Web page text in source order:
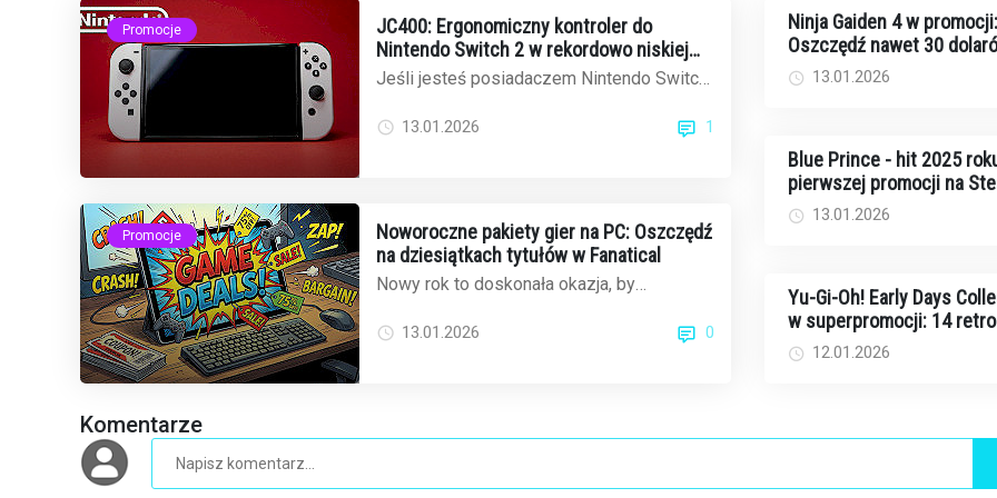
Promocje
JC400: Ergonomiczny kontroler do
Nintendo Switch 2 w rekordowo niskiej
cenie na Amazon
Jeśli jesteś posiadaczem Nintendo Switch
mamy dobrą wiadom...
13.01.2026 1
Promocje
Noworoczne pakiety gier na PC: Oszczędź
na dziesiątkach tytułów w Fanatical
Nowy rok to doskonała okazja, by
popularny sklep z ...
13.01.2026 0
Ninja Gaiden 4 w promocji:
Oszczędź nawet 30
fizycznych edycjach
13.01.2026
Blue Prince - hit 2025
pierwszej promocji na
poniżej 20 dolarów
13.01.2026
Yu-Gi-Oh! Early Days
w superpromocji: 14 retro
ów na Switcha za jedyne 20
dolarów
12.01.2026
Komentarze